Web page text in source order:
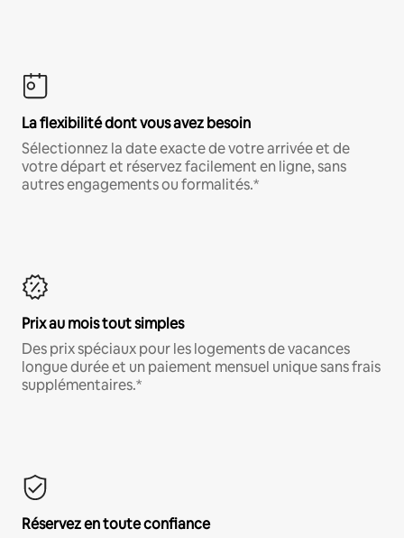
La flexibilité dont vous avez besoin
Sélectionnez la date exacte de votre arrivée et de
votre départ et réservez facilement en ligne, sans
autres engagements ou formalités.*
Prix au mois tout simples
Des prix spéciaux pour les logements de vacances
longue durée et un paiement mensuel unique sans frais
supplémentaires.*
Réservez en toute confiance